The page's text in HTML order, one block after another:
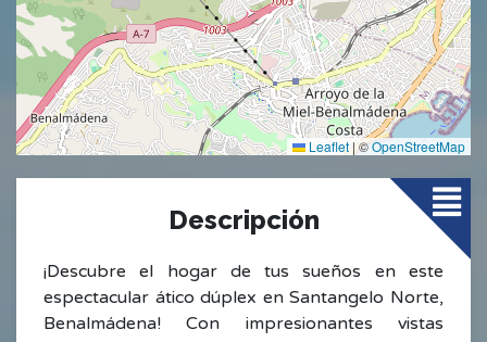
Leaflet|©OpenStreetMap
Descripción
¡Descubre el hogar de tus sueños en este
espectacular ático dúplex en Santangelo Norte,
Benalmádena! Con impresionantes vistas